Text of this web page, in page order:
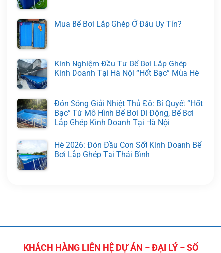
Mua Bể Bơi Lắp Ghép Ở Đâu Uy Tín?
Kinh Nghiệm Đầu Tư Bể Bơi Lắp Ghép
Kinh Doanh Tại Hà Nội “Hốt Bạc” Mùa Hè
Đón Sóng Giải Nhiệt Thủ Đô: Bí Quyết “Hốt
Bạc” Từ Mô Hình Bể Bơi Di Động, Bể Bơi
Lắp Ghép Kinh Doanh Tại Hà Nội
Hè 2026: Đón Đầu Cơn Sốt Kinh Doanh Bể
Bơi Lắp Ghép Tại Thái Bình
KHÁCH HÀNG LIÊN HỆ DỰ ÁN – ĐẠI LÝ – SỐ